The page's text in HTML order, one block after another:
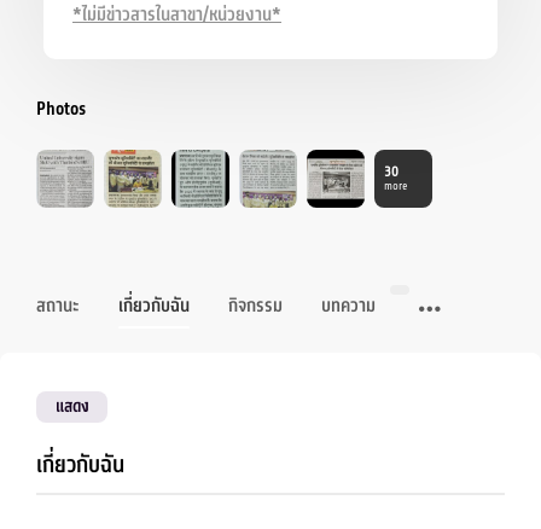
*ไม่มีข่าวสารในสาขา/หน่วยงาน*
Photos
30
more
สถานะ เกี่ยวกับฉัน กิจกรรม บทความ
แสดง
เกี่ยวกับฉัน